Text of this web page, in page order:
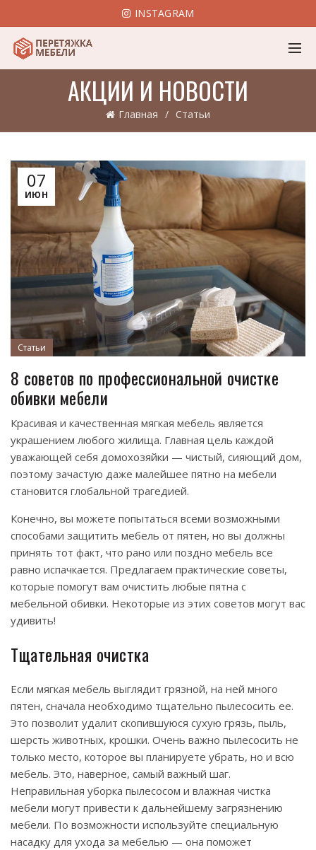
INSTAGRAM
АКЦИИ И НОВОСТИ
Главная Статьи
07
ИЮН
Статьи
8 советов по профессиональной очистке
обивки мебели
Красивая и качественная мягкая мебель является
украшением любого жилища. Главная цель каждой
уважающей себя домохозяйки — чистый, сияющий дом,
поэтому зачастую даже малейшее пятно на мебели
становится глобальной трагедией.
Конечно, вы можете попытаться всеми возможными
способами защитить мебель от пятен, но вы должны
принять тот факт, что рано или поздно мебель все
равно испачкается. Предлагаем практические советы,
которые помогут вам очистить любые пятна с
мебельной обивки. Некоторые из этих советов могут вас
удивить!
Тщательная очистка
Если мягкая мебель выглядит грязной, на ней много
пятен, сначала необходимо тщательно пылесосить ее.
Это позволит удалит скопившуюся сухую грязь, пыль,
шерсть животных, крошки. Очень важно пылесосить не
только место, которое вы планируете убрать, но и всю
мебель. Это, наверное, самый важный шаг.
Неправильная уборка пылесосом и влажная чистка
мебели могут привести к дальнейшему загрязнению
мебели. По возможности используйте специальную
насадку для ухода за мебелью — она поможет